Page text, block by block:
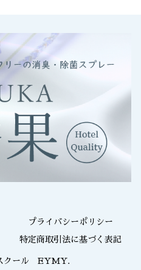
プライバシーポリシー
特定商取引法に基づく表記
クール EYMY.